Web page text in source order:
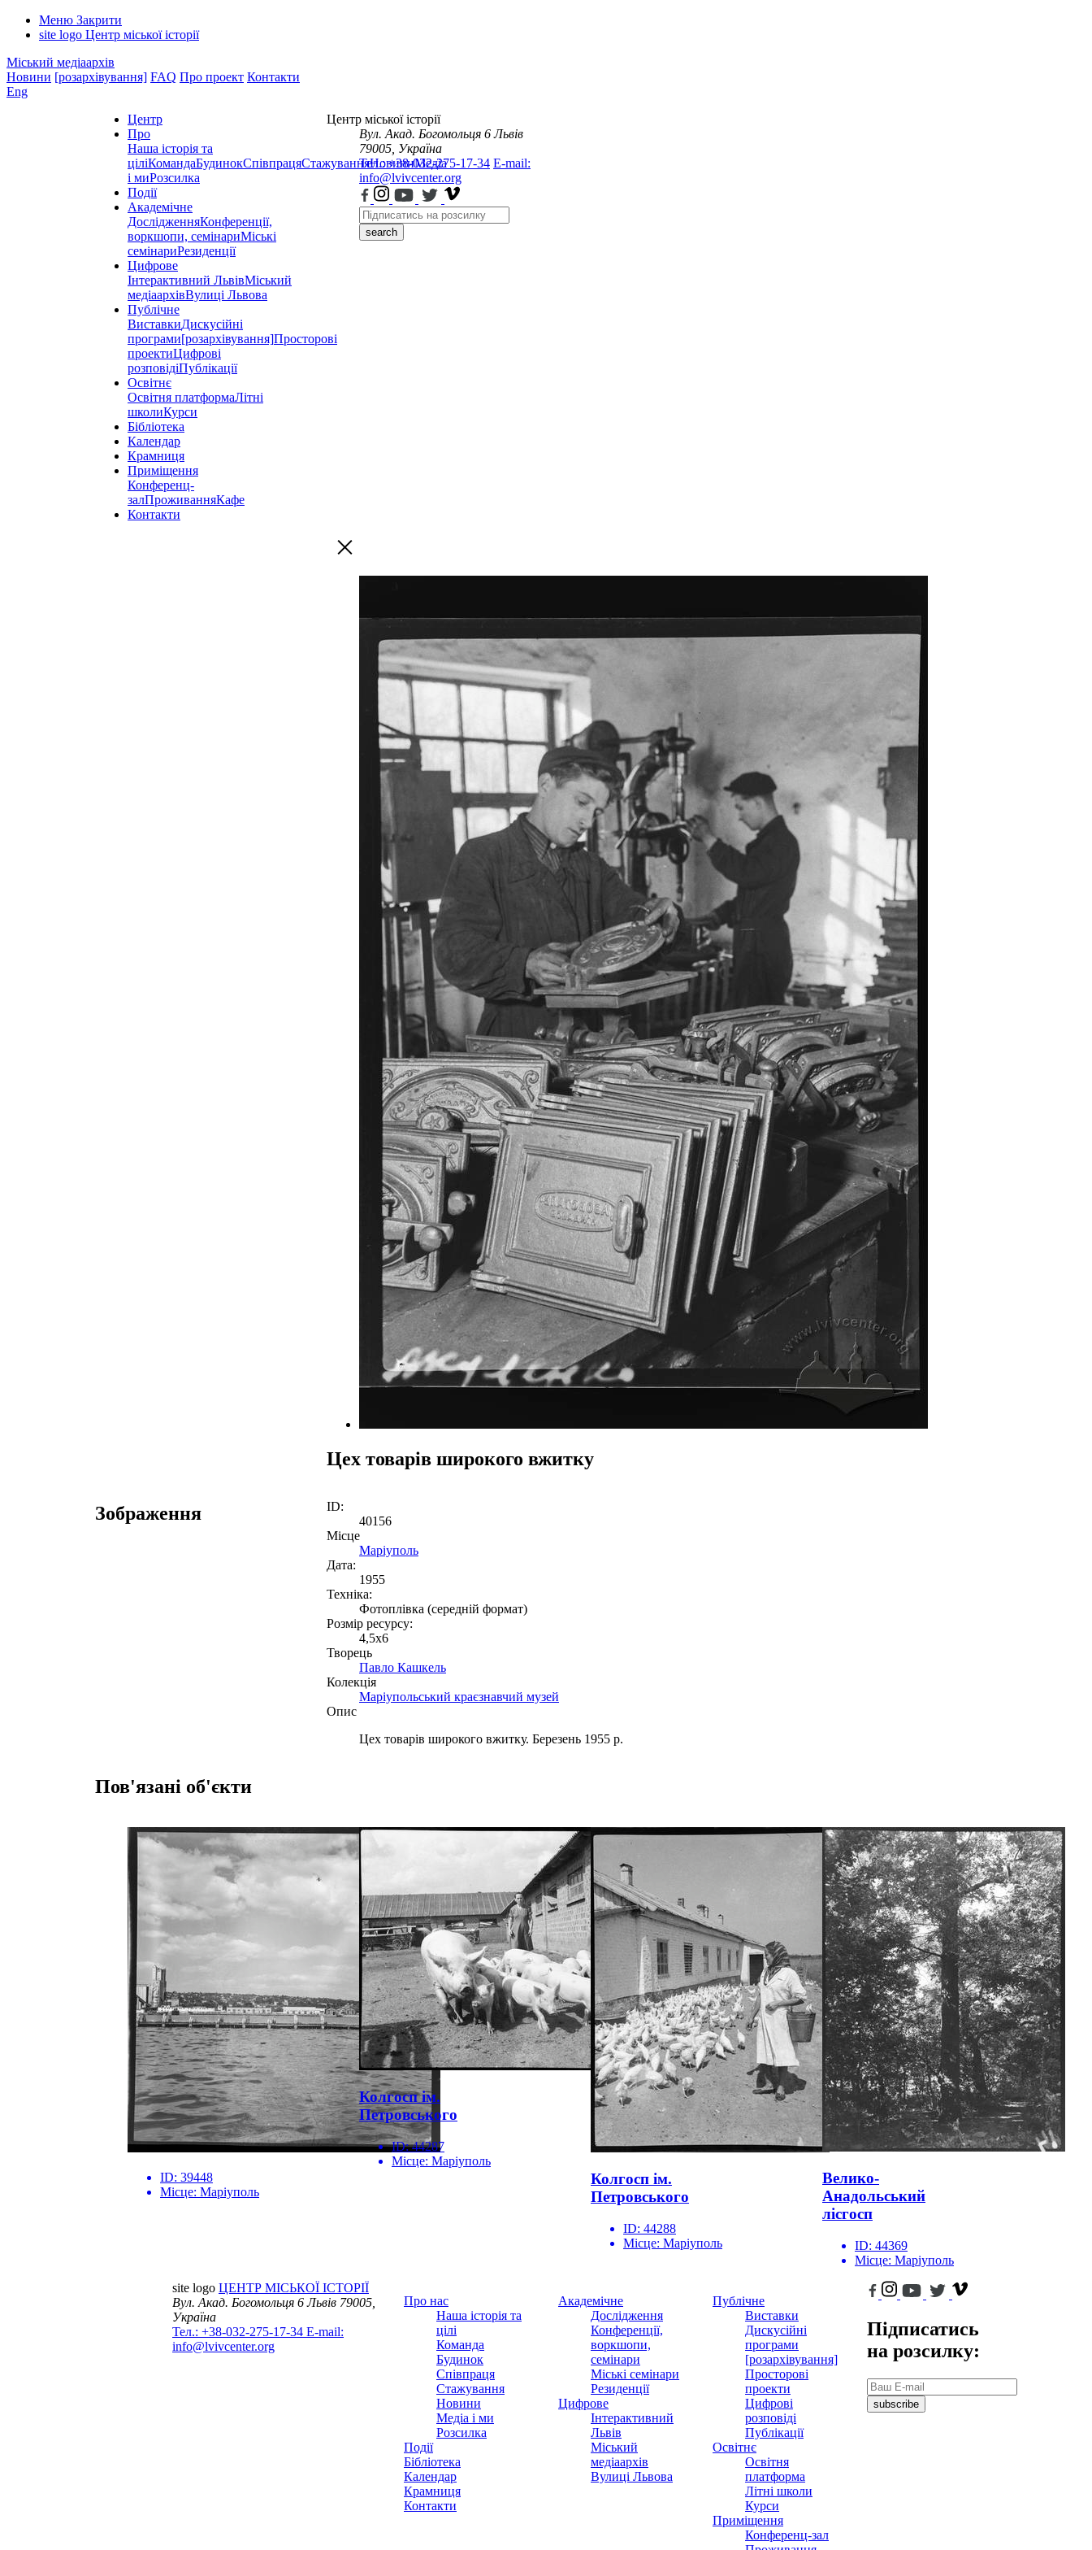
Меню Закрити
site logo Центр міської історії
Міський медіаархів
Новини [розархівування] FAQ Про проект Контакти
Eng
Центр
Про
Наша історія та
ціліКомандаБудинокСпівпрацяСтажуванняНовиниМедіа
і миРозсилка
Події
Академічне
ДослідженняКонференції,
воркшопи, семінариМіські
семінариРезиденції
Цифрове
Інтерактивний ЛьвівМіський
медіаархівВулиці Львова
Публічне
ВиставкиДискусійні
програми[розархівування]Просторові
проектиЦифрові
розповідіПублікації
Освітнє
Освітня платформаЛітні
школиКурси
Бібліотека
Календар
Крамниця
Приміщення
Конференц-
залПроживанняКафе
Контакти
Центр міської історії
Вул. Акад. Богомольця 6 Львів
79005, Україна
Тел.: +38-032-275-17-34 E-mail:
info@lvivcenter.org
search
Цех товарів широкого вжитку
Зображення
ID:
40156
Місце
Маріуполь
Дата:
1955
Техніка:
Фотоплівка (середній формат)
Розмір ресурсу:
4,5x6
Творець
Павло Кашкель
Колекція
Маріупольський краєзнавчий музей
Опис
Цех товарів широкого вжитку. Березень 1955 р.
Пов'язані об'єкти
ID: 39448
Місце: Маріуполь
Колгосп ім.
Петровського
ID:44287
Місце: Маріуполь
Колгосп ім.
Петровського
ID: 44288
Місце: Маріуполь
Велико-
Анадольський
лісгосп
ID: 44369
Місце: Маріуполь
site logo ЦЕНТР МІСЬКОЇ ІСТОРІЇ
Вул. Акад. Богомольця 6Львів 79005,
Україна
Тел.: +38-032-275-17-34 E-mail:
info@lvivcenter.org
Про нас
Наша історія та
цілі
Команда
Будинок
Співпраця
Стажування
Новини
Медіа і ми
Розсилка
Події
Бібліотека
Календар
Крамниця
Контакти
Академічне
Дослідження
Конференції,
воркшопи,
семінари
Міські семінари
Резиденції
Цифрове
Інтерактивний
Львів
Міський
медіаархів
Вулиці Львова
Публічне
Виставки
Дискусійні
програми
[розархівування]
Просторові
проекти
Цифрові
розповіді
Публікації
Освітнє
Освітня
платформа
Літні школи
Курси
Приміщення
Конференц-зал
Підписатись
на розсилку:
subscribe